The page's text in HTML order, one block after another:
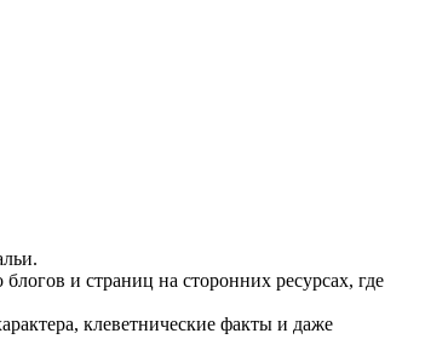
и страниц на сторонних ресурсах, где
клеветнические факты и даже